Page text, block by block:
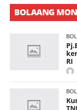
BOLAANG
RI